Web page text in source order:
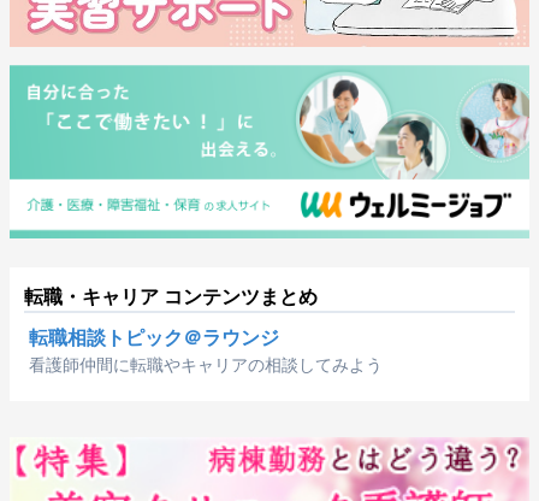
転職・キャリア コンテンツまとめ
転職相談トピック＠ラウンジ
看護師仲間に転職やキャリアの相談してみよう